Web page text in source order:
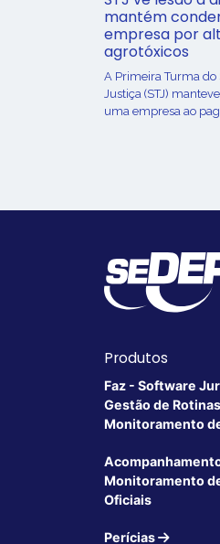
mantém
empresa por
agrotóxicos
​A Primeira Turma
Justiça (STJ)
uma empresa ao
Produtos
Faz - Software
Gestão de
Monitoramento
Monitoramento
Oficiais
Perícias